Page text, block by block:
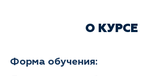
О КУРСЕ
Форма обучения: